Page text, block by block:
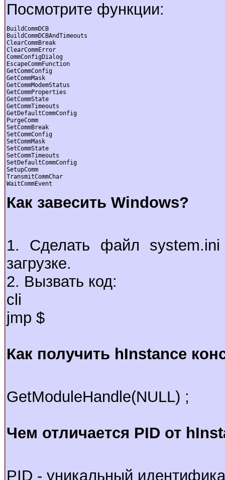
Посмотрите функции:
BuildCommDCB
BuildCommDCBAndTimeouts
ClearCommBreak
ClearCommError
CommConfigDialog
EscapeCommFunction
GetCommConfig
GetCommMask
GetCommModemStatus
GetCommProperties
GetCommState
GetCommTimeouts
GetDefaultCommConfig
PurgeComm
SetCommBreak
SetCommConfig
SetCommMask
SetCommState
SetCommTimeouts
SetDefaultCommConfig
SetupComm
TransmitCommChar
WaitCommEvent
Как завесить Windows?
1. Сделать файл
загрузке.
2. Вызвать код:
cli
jmp $
Как получить hInstance
GetModuleHandle(NULL) ;
Чем отличается PID от
PID - уникальный